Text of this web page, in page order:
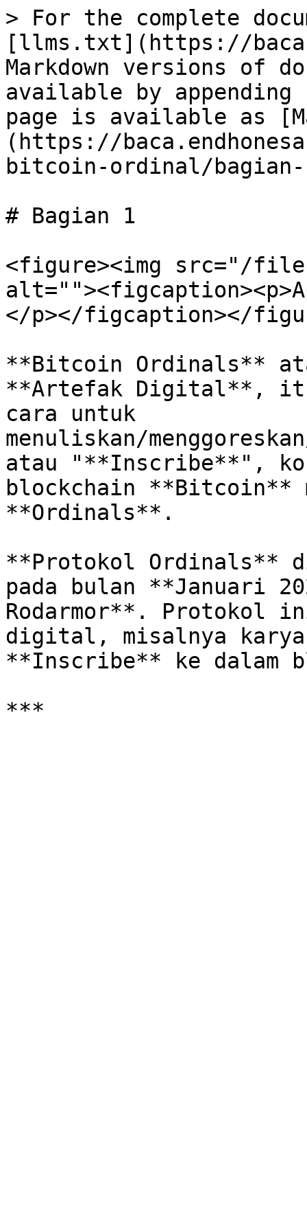
> For the complete
[llms.txt](https://
Markdown versions of
available by
page is available as
(https://
bitcoin-ordinal/bagian-
# Bagian 1
<figure><img src="/files/
</p></figcaption></
**Bitcoin Ordinals**
**Artefak Digital**, itu
cara untuk
menuliskan/
atau "**Inscribe**",
blockchain **Bitcoin**
**Ordinals**.
**Protokol Ordinals**
pada bulan **Januari
Rodarmor**. Protokol
digital, misalnya
**Inscribe** ke dalam